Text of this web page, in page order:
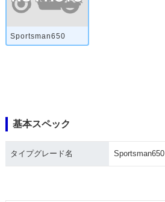
Sportsman650
基本スペック
タイプグレード名 Sportsman650